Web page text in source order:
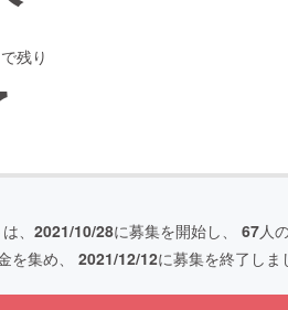
残り
、 2021/10/28に募集を開始し、 67人
を集め、 2021/12/12に募集を終了しま